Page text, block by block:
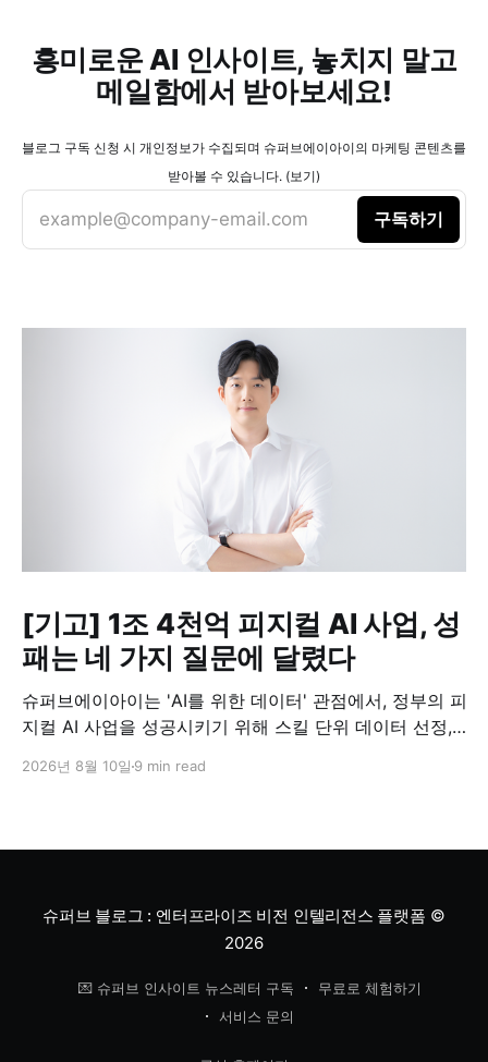
흥미로운 AI 인사이트, 놓치지 말고
메일함에서 받아보세요!
블로그 구독 신청 시 개인정보가 수집되며 슈퍼브에이아이의 마케팅 콘텐츠를
받아볼 수 있습니다. (보기)
example@company-email.com 구독하기
[기고] 1조 4천억 피지컬 AI 사업, 성
패는 네 가지 질문에 달렸다
슈퍼브에이아이는 'AI를 위한 데이터' 관점에서, 정부의 피
지컬 AI 사업을 성공시키기 위해 스킬 단위 데이터 선정,
지도라는 네 가지 설계가 필요하다고 제언했습니다.
2026년 8월 10일 9 min read
슈퍼브 블로그 : 엔터프라이즈 비전 인텔리전스 플랫폼 ©
2026
💌 슈퍼브 인사이트 뉴스레터 구독
무료로 체험하기
서비스 문의